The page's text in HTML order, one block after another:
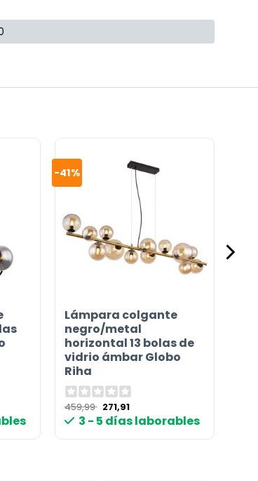
-41%
Lámpara colgante
negro/metal
horizontal 13 bolas de
vidrio ámbar Globo
Riha
459,99 El
precio
original
271,91
precio
actual
3 - 5 días laborables